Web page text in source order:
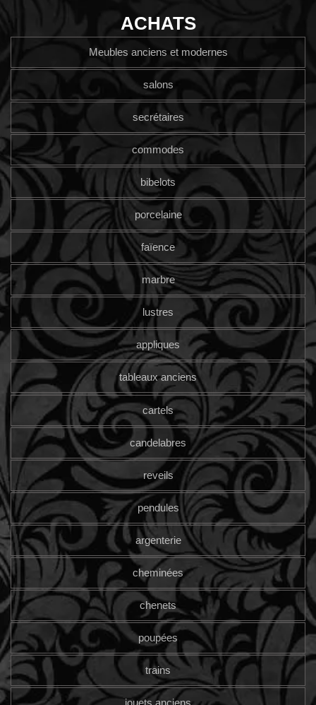
ACHATS
Meubles anciens et modernes
salons
secrétaires
commodes
bibelots
porcelaine
faïence
marbre
lustres
appliques
tableaux anciens
cartels
candelabres
reveils
pendules
argenterie
cheminées
chenets
poupées
trains